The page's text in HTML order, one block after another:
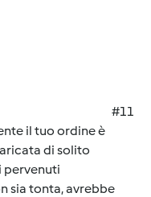
#11
il tuo ordine è
di solito
pervenuti
sia tonta, avrebbe